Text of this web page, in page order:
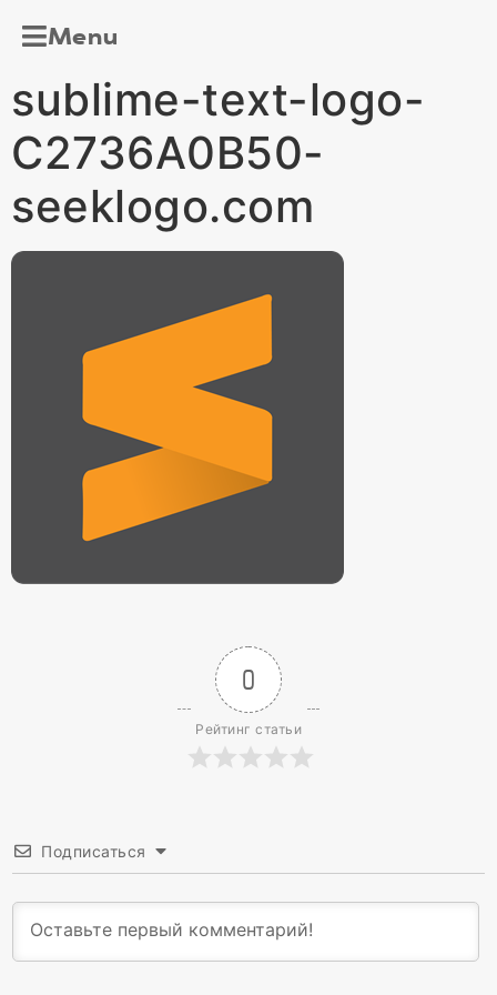
Menu
sublime-text-logo-
C2736A0B50-
seeklogo.com
0
Рейтинг статьи
Подписаться